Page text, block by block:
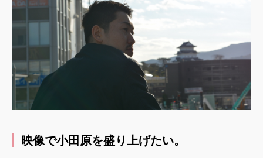
映像で小田原を盛り上げたい。